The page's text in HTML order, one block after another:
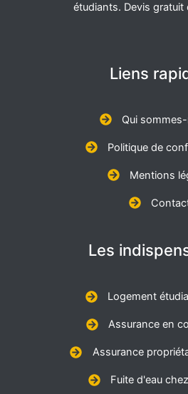
étudiants. Devis gratuit
Liens
Qui
Politique de
Mentions
Les
Logement
Assurance en
Assurance
Fuite d'eau